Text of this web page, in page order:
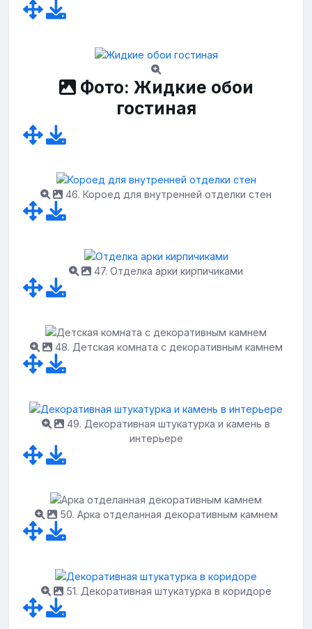
Фото: Жидкие обои
гостиная
46. Короед для внутренней отделки стен
47. Отделка арки кирпичиками
48. Детская комната с декоративным камнем
49. Декоративная штукатурка и камень в
интерьере
50. Арка отделанная декоративным камнем
51. Декоративная штукатурка в коридоре